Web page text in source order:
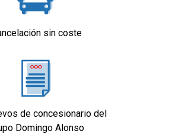
privada
2 Discover" con "Streaming &
ligera 7J x 17" pulgadas
para peatones
basado en el
sin coste
de concesionario del
Domingo Alonso